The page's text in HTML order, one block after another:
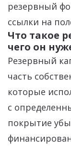
резервный
ссылки на
Что такое
чего он
Резервный
часть
которые
с
покрытие